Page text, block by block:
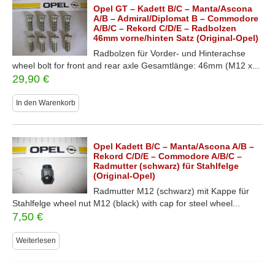
Opel GT – Kadett B/C – Manta/Ascona
A/B – Admiral/Diplomat B – Commodore
A/B/C – Rekord C/D/E – Radbolzen
46mm vorne/hinten Satz (Original-Opel)
Radbolzen für Vorder- und Hinterachse
wheel bolt for front and rear axle Gesamtlänge: 46mm (M12 x...
29,90 €
In den Warenkorb
Opel Kadett B/C – Manta/Ascona A/B –
Rekord C/D/E – Commodore A/B/C –
Radmutter (schwarz) für Stahlfelge
(Original-Opel)
Radmutter M12 (schwarz) mit Kappe für
Stahlfelge wheel nut M12 (black) with cap for steel wheel...
7,50 €
Weiterlesen